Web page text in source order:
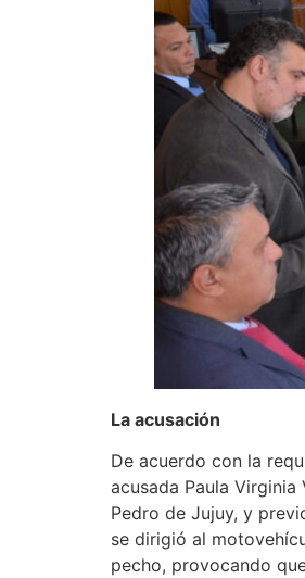
La acusación
De acuerdo con la
acusada Paula
Pedro de Jujuy, y
se dirigió al
pecho, provocando